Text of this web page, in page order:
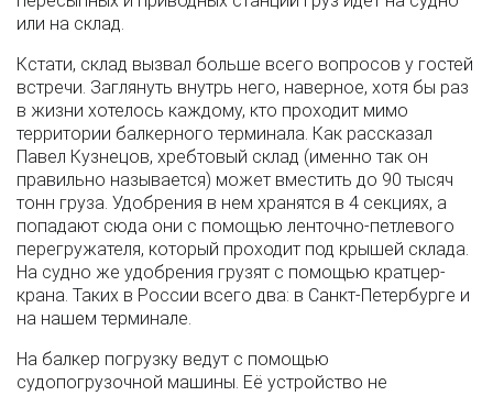
или на склад.
Кстати, склад вызвал больше всего вопросов у гостей
встречи. Заглянуть внутрь него, наверное, хотя бы раз
в жизни хотелось каждому, кто проходит мимо
территории балкерного терминала. Как рассказал
Павел Кузнецов, хребтовый склад (именно так он
правильно называется) может вместить до 90 тысяч
тонн груза. Удобрения в нем хранятся в 4 секциях, а
попадают сюда они с помощью ленточно-петлевого
перегружателя, который проходит под крышей склада.
На судно же удобрения грузят с помощью кратцер-
крана. Таких в России всего два: в Санкт-Петербурге и
на нашем терминале.
На балкер погрузку ведут с помощью
судопогрузочной машины. Её устройство не